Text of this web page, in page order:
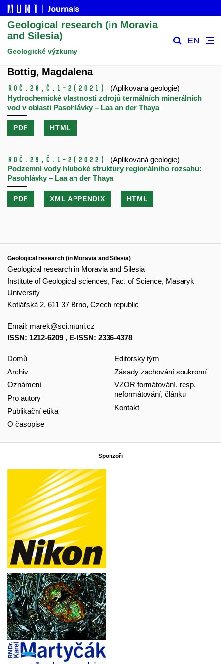
Geological research (in Moravia
and Silesia)
Geologické výzkumy
EN
Bottig, Magdalena
Roč.28, č.1-2 (2021)
(Aplikovaná geologie)
Hydrochemické vlastnosti zdrojů termálních minerálních
vod v oblasti Pasohlávky – Laa an der Thaya
PDF HTML
Roč.29, č.1-2 (2022)
(Aplikovaná geologie)
Podzemní vody hluboké struktury regionálního rozsahu:
Pasohlávky – Laa an der Thaya
PDF XML APPENDIX HTML
Geological research (in Moravia and Silesia)
Geological research in Moravia and Silesia
Institute of Geological sciences, Fac. of Science, Masaryk
University
Kotlářská 2, 611 37 Brno, Czech republic
Email: marek@sci.muni.cz
ISSN: 1212-6209 , E-ISSN: 2336-4378
Domů
Archiv
Oznámení
Pro autory
Publikační etika
O časopise
Editorský tým
Zásady zachování soukromí
VZOR formátování, resp.
neformátování, článku
Kontakt
Sponzoři